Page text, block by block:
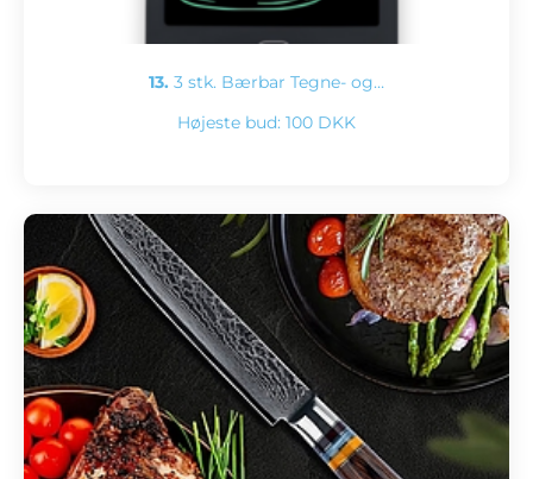
13. 3 stk. Bærbar Tegne- og…
Højeste bud: 100 DKK